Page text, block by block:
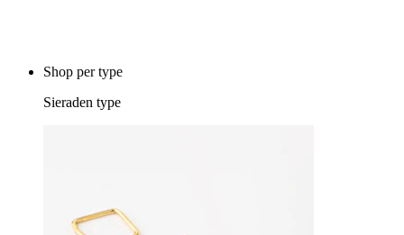
Shop per type
Sieraden type